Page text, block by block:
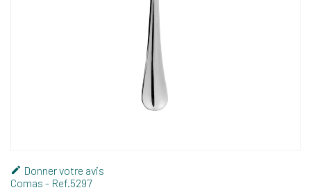
 Donner votre avis
Comas - Ref. 5297